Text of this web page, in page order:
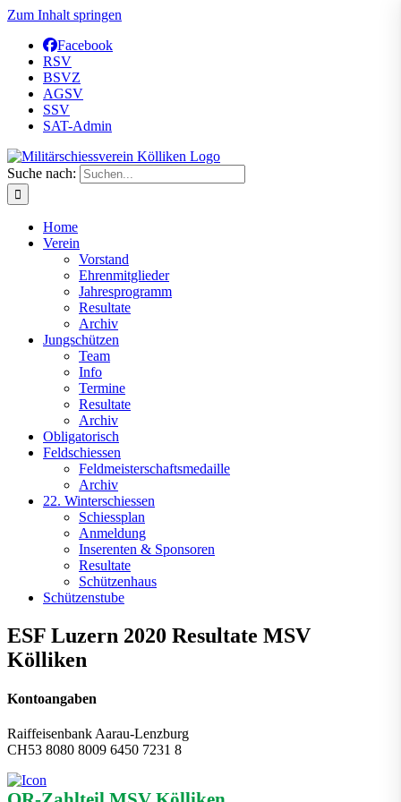
Zum Inhalt springen
Facebook
RSV
BSVZ
AGSV
SSV
SAT-Admin
Suche nach:
Home
Verein
Vorstand
Ehrenmitglieder
Jahresprogramm
Resultate
Archiv
Jungschützen
Team
Info
Termine
Resultate
Archiv
Obligatorisch
Feldschiessen
Feldmeisterschaftsmedaille
Archiv
22. Winterschiessen
Schiessplan
Anmeldung
Inserenten & Sponsoren
Resultate
Schützenhaus
Schützenstube
ESF Luzern 2020 Resultate MSV
Kölliken
Kontoangaben
Raiffeisenbank Aarau-Lenzburg
CH53 8080 8009 6450 7231 8